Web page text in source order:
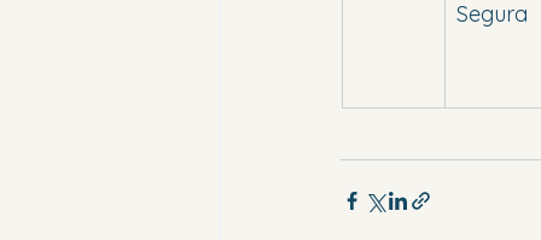
Segura